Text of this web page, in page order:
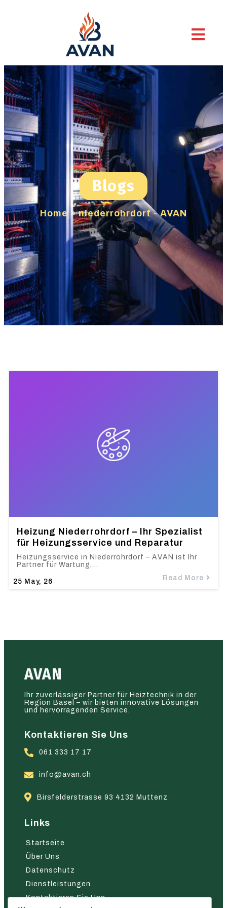
Blogs
Home»niederrohrdorf - AVAN
Heizung Niederrohrdorf – Ihr Spezialist
für Heizungsservice und Reparatur
25 May, 26
Heizungsservice in Niederrohrdorf – AVAN ist Ihr
Partner für Wartung,…
Read More
AVAN
Ihr zuverlässiger Partner für Heiztechnik in der
Region Basel – wir bieten innovative Lösungen
und hervorragenden Service.
Kontaktieren Sie Uns
061 333 17 17
info@avan.ch
Birsfelderstrasse 93 4132 Muttenz
Links
Startseite
Über Uns
Datenschutz
Dienstleistungen
Kontaktieren Sie Uns